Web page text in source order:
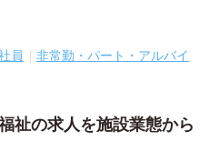
員
非常勤・パート・アルバイ
祉の求人を施設業態から